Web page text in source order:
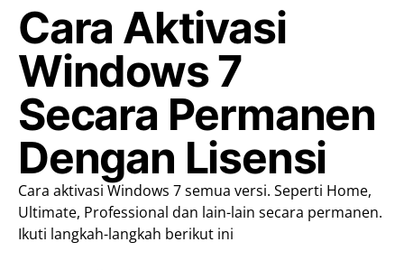
Cara Aktivasi
Windows 7
Secara Permanen
Dengan Lisensi
Cara aktivasi Windows 7 semua versi. Seperti Home,
Ultimate, Professional dan lain-lain secara permanen.
Ikuti langkah-langkah berikut ini